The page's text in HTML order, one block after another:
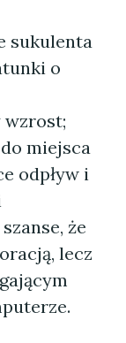
sukulenta
o
miejsca
odpływ i
że
lecz